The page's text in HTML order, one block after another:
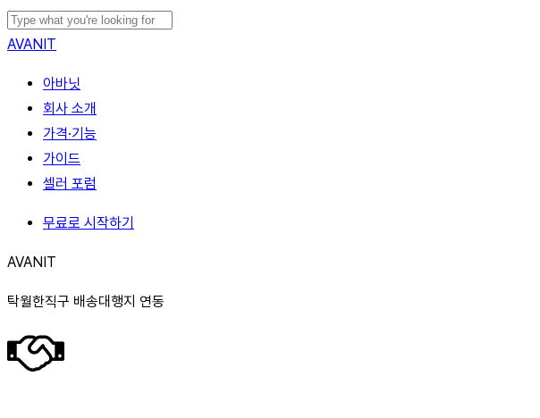
Skip
to
content
Close
AVANIT
Menu
아바닛
회사 소개
가격·기능
가이드
셀러 포럼
무료로 시작하기
AVANIT
탁월한직구 배송대행지 연동